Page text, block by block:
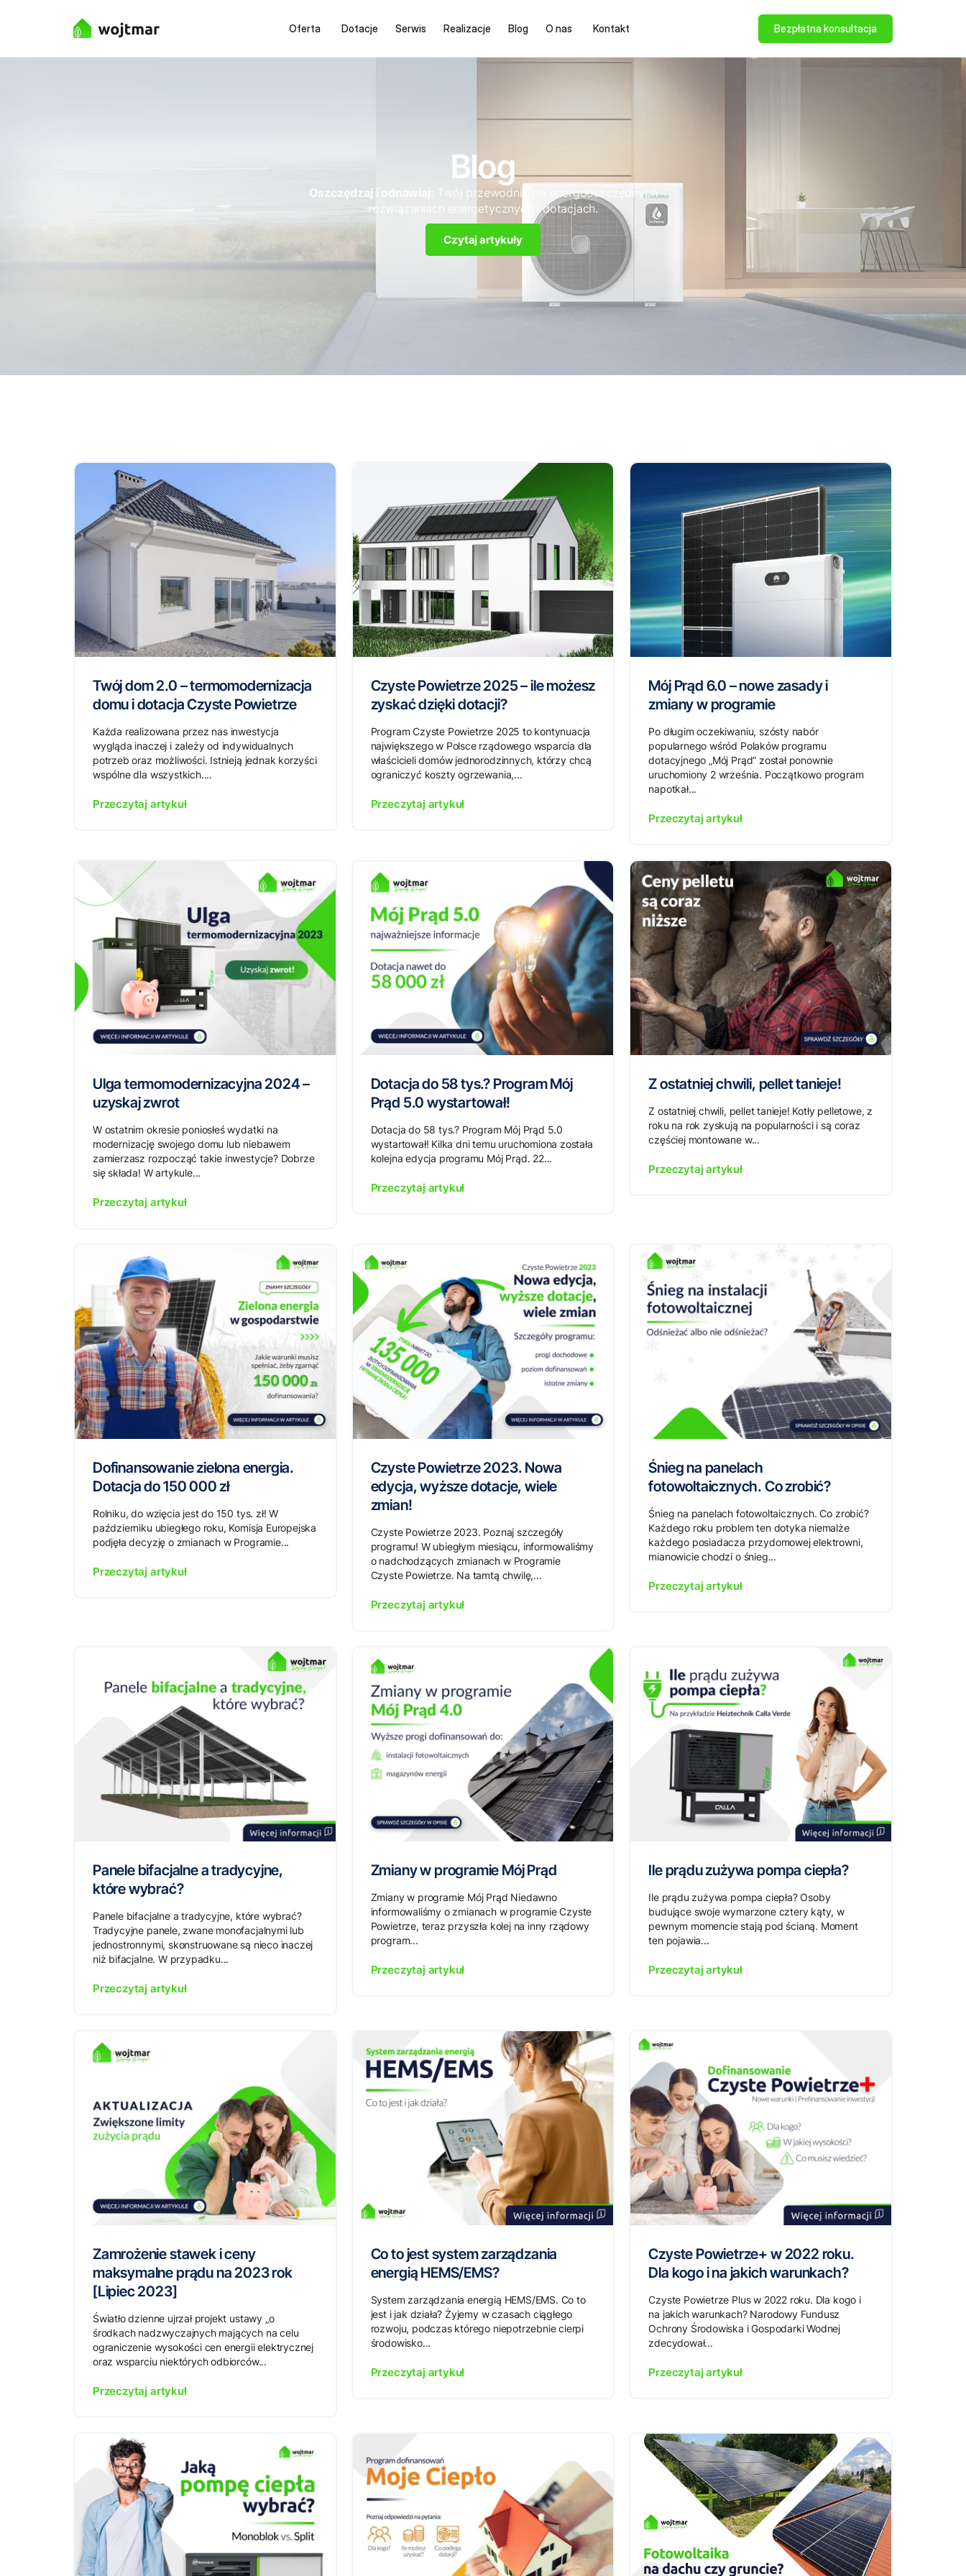
Oferta Dotacje Serwis Realizacje Blog O nas Kontakt Bezpłatna konsultacja
Blog
Oszczędzaj i odnawiaj:
Twój przewodnik po energooszczędnych
rozwiązaniach energetycznych i dotacjach.
Czytaj artykuły
Twój dom 2.0 – termomodernizacja
domu i dotacja Czyste Powietrze
Każda realizowana przez nas inwestycja
wygląda inaczej i zależy od indywidualnych
potrzeb oraz możliwości. Istnieją jednak korzyści
wspólne dla wszystkich....
Przeczytaj artykuł
Czyste Powietrze 2025 – ile możesz
zyskać dzięki dotacji?
Program Czyste Powietrze 2025 to kontynuacja
największego w Polsce rządowego wsparcia dla
właścicieli domów jednorodzinnych, którzy chcą
ograniczyć koszty ogrzewania,...
Przeczytaj artykuł
Mój Prąd 6.0 – nowe zasady i
zmiany w programie
Po długim oczekiwaniu, szósty nabór
popularnego wśród Polaków programu
dotacyjnego „Mój Prąd” został ponownie
uruchomiony 2 września. Początkowo program
napotkał...
Przeczytaj artykuł
Ulga termomodernizacyjna 2024 –
uzyskaj zwrot
W ostatnim okresie poniosłeś wydatki na
modernizację swojego domu lub niebawem
zamierzasz rozpocząć takie inwestycje? Dobrze
się składa! W artykule...
Przeczytaj artykuł
Dotacja do 58 tys.? Program Mój
Prąd 5.0 wystartował!
Dotacja do 58 tys.? Program Mój Prąd 5.0
wystartował! Kilka dni temu uruchomiona została
kolejna edycja programu Mój Prąd. 22...
Przeczytaj artykuł
Z ostatniej chwili, pellet tanieje!
Z ostatniej chwili, pellet tanieje! Kotły pelletowe, z
roku na rok zyskują na popularności i są coraz
częściej montowane w...
Przeczytaj artykuł
Dofinansowanie zielona energia.
Dotacja do 150 000 zł
Rolniku, do wzięcia jest do 150 tys. zł! W
październiku ubiegłego roku, Komisja Europejska
podjęła decyzję o zmianach w Programie...
Przeczytaj artykuł
Czyste Powietrze 2023. Nowa
edycja, wyższe dotacje, wiele
zmian!
Czyste Powietrze 2023. Poznaj szczegóły
programu! W ubiegłym miesiącu, informowaliśmy
o nadchodzących zmianach w Programie
Czyste Powietrze. Na tamtą chwilę,...
Przeczytaj artykuł
Śnieg na panelach
fotowoltaicznych. Co zrobić?
Śnieg na panelach fotowoltaicznych. Co zrobić?
Każdego roku problem ten dotyka niemalże
każdego posiadacza przydomowej elektrowni,
mianowicie chodzi o śnieg...
Przeczytaj artykuł
Panele bifacjalne a tradycyjne,
które wybrać?
Panele bifacjalne a tradycyjne, które wybrać?
Tradycyjne panele, zwane monofacjalnymi lub
jednostronnymi, skonstruowane są nieco inaczej
niż bifacjalne. W przypadku...
Przeczytaj artykuł
Zmiany w programie Mój Prąd
Zmiany w programie Mój Prąd Niedawno
informowaliśmy o zmianach w programie Czyste
Powietrze, teraz przyszła kolej na inny rządowy
program...
Przeczytaj artykuł
Ile prądu zużywa pompa ciepła?
Ile prądu zużywa pompa ciepła? Osoby
budujące swoje wymarzone cztery kąty, w
pewnym momencie stają pod ścianą. Moment
ten pojawia...
Przeczytaj artykuł
Zamrożenie stawek i ceny
maksymalne prądu na 2023 rok
[Lipiec 2023]
Światło dzienne ujrzał projekt ustawy „o
środkach nadzwyczajnych mających na celu
ograniczenie wysokości cen energii elektrycznej
oraz wsparciu niektórych odbiorców...
Przeczytaj artykuł
Co to jest system zarządzania
energią HEMS/EMS?
System zarządzania energią HEMS/EMS. Co to
jest i jak działa? Żyjemy w czasach ciągłego
rozwoju, podczas którego niepotrzebnie cierpi
środowisko...
Przeczytaj artykuł
Czyste Powietrze+ w 2022 roku.
Dla kogo i na jakich warunkach?
Czyste Powietrze Plus w 2022 roku. Dla kogo i
na jakich warunkach? Narodowy Fundusz
Ochrony Środowiska i Gospodarki Wodnej
zdecydował...
Przeczytaj artykuł